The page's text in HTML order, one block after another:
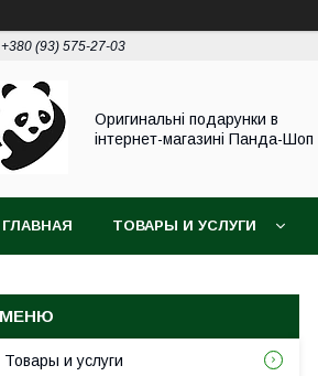
+380 (93) 575-27-03
Оригинальні подарунки в
інтернет-магазині Панда-Шоп
ГЛАВНАЯ ТОВАРЫ И УСЛУГИ
Товары и услуги